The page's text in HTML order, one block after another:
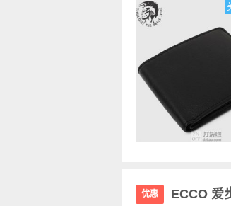
优惠 ECCO 爱